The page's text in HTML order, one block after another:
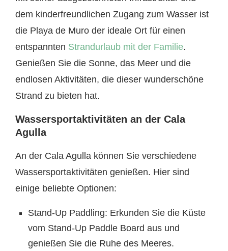
dem kinderfreundlichen Zugang zum Wasser ist
die Playa de Muro der ideale Ort für einen
entspannten Strandurlaub mit der Familie.
Genießen Sie die Sonne, das Meer und die
endlosen Aktivitäten, die dieser wunderschöne
Strand zu bieten hat.
Wassersportaktivitäten an der Cala
Agulla
An der Cala Agulla können Sie verschiedene
Wassersportaktivitäten genießen. Hier sind
einige beliebte Optionen:
Stand-Up Paddling: Erkunden Sie die Küste
vom Stand-Up Paddle Board aus und
genießen Sie die Ruhe des Meeres.